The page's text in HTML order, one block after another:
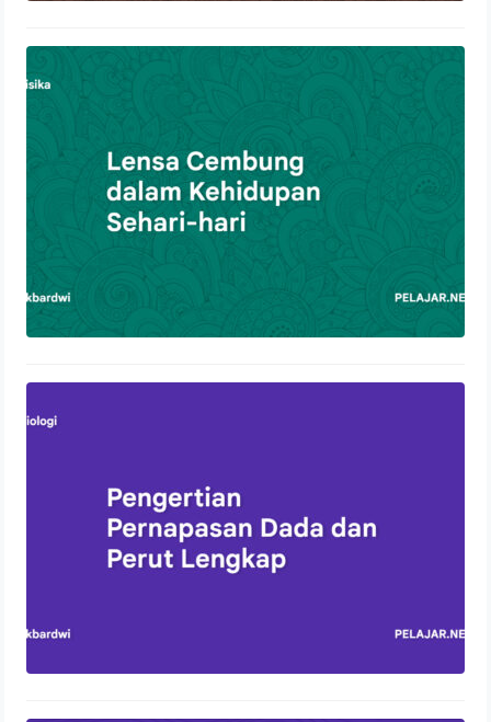
21 Oktober 2023